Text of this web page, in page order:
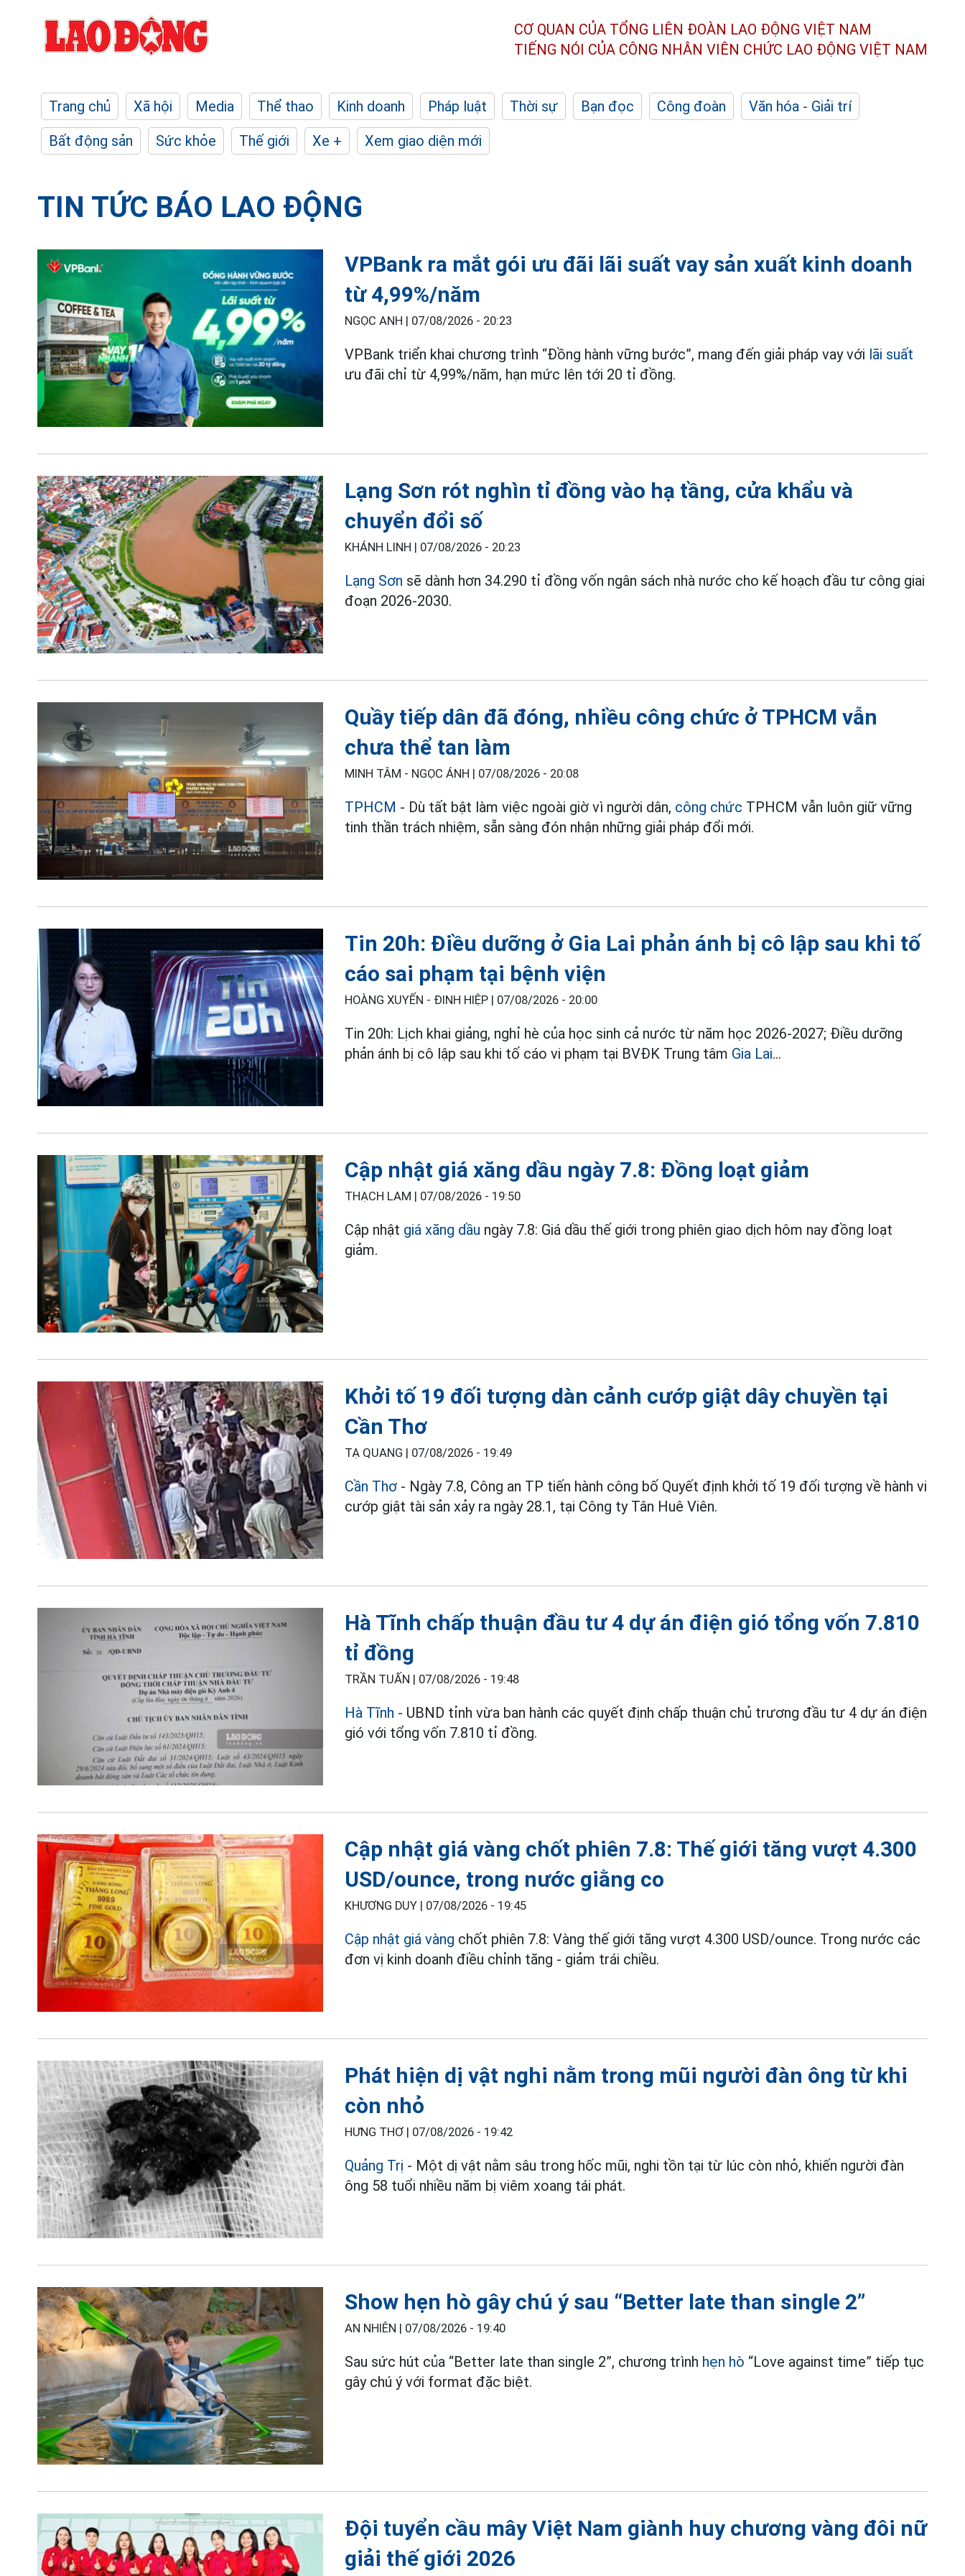
CƠ QUAN CỦA TỔNG LIÊN ĐOÀN LAO ĐỘNG VIỆT NAM
TIẾNG NÓI CỦA CÔNG NHÂN VIÊN CHỨC LAO ĐỘNG VIỆT NAM
Trang chủ Xã hội Media Thể thao Kinh doanh Pháp luật Thời sự Bạn đọc Công đoàn
Văn hóa - Giải trí
Bất động sản
Sức khỏe Thế giới Xe + Xem giao diện mới
TIN TỨC BÁO LAO ĐỘNG
VPBank ra mắt gói ưu đãi lãi suất vay sản xuất kinh doanh
từ 4,99%/năm
NGỌC ANH | 07/08/2026 - 20:23
VPBank triển khai chương trình “Đồng hành vững bước”, mang đến giải pháp vay với lãi suất
ưu đãi chỉ từ 4,99%/năm, hạn mức lên tới 20 tỉ đồng.
Lạng Sơn rót nghìn tỉ đồng vào hạ tầng, cửa khẩu và
chuyển đổi số
KHÁNH LINH | 07/08/2026 - 20:23
Lạng Sơn sẽ dành hơn 34.290 tỉ đồng vốn ngân sách nhà nước cho kế hoạch đầu tư công giai
đoạn 2026-2030.
Quầy tiếp dân đã đóng, nhiều công chức ở TPHCM vẫn
chưa thể tan làm
MINH TÂM - NGỌC ÁNH | 07/08/2026 - 20:08
TPHCM - Dù tất bật làm việc ngoài giờ vì người dân, công chức TPHCM vẫn luôn giữ vững
tinh thần trách nhiệm, sẵn sàng đón nhận những giải pháp đổi mới.
Tin 20h: Điều dưỡng ở Gia Lai phản ánh bị cô lập sau khi tố
cáo sai phạm tại bệnh viện
HOÀNG XUYẾN - ĐINH HIỆP | 07/08/2026 - 20:00
Tin 20h: Lịch khai giảng, nghỉ hè của học sinh cả nước từ năm học 2026-2027; Điều dưỡng
phản ánh bị cô lập sau khi tố cáo vi phạm tại BVĐK Trung tâm Gia Lai...
Cập nhật giá xăng dầu ngày 7.8: Đồng loạt giảm
THẠCH LAM | 07/08/2026 - 19:50
Cập nhật giá xăng dầu ngày 7.8: Giá dầu thế giới trong phiên giao dịch hôm nay đồng loạt
giảm.
Khởi tố 19 đối tượng dàn cảnh cướp giật dây chuyền tại
Cần Thơ
TẠ QUANG | 07/08/2026 - 19:49
Cần Thơ - Ngày 7.8, Công an TP tiến hành công bố Quyết định khởi tố 19 đối tượng về hành vi
cướp giật tài sản xảy ra ngày 28.1, tại Công ty Tân Huê Viên.
Hà Tĩnh chấp thuận đầu tư 4 dự án điện gió tổng vốn 7.810
tỉ đồng
TRẦN TUẤN | 07/08/2026 - 19:48
Hà Tĩnh - UBND tỉnh vừa ban hành các quyết định chấp thuận chủ trương đầu tư 4 dự án điện
gió với tổng vốn 7.810 tỉ đồng.
Cập nhật giá vàng chốt phiên 7.8: Thế giới tăng vượt 4.300
USD/ounce, trong nước giằng co
KHƯƠNG DUY | 07/08/2026 - 19:45
Cập nhật giá vàng chốt phiên 7.8: Vàng thế giới tăng vượt 4.300 USD/ounce. Trong nước các
đơn vị kinh doanh điều chỉnh tăng - giảm trái chiều.
Phát hiện dị vật nghi nằm trong mũi người đàn ông từ khi
còn nhỏ
HƯNG THƠ | 07/08/2026 - 19:42
Quảng Trị - Một dị vật nằm sâu trong hốc mũi, nghi tồn tại từ lúc còn nhỏ, khiến người đàn
ông 58 tuổi nhiều năm bị viêm xoang tái phát.
Show hẹn hò gây chú ý sau “Better late than single 2”
AN NHIÊN | 07/08/2026 - 19:40
Sau sức hút của “Better late than single 2”, chương trình hẹn hò “Love against time” tiếp tục
gây chú ý với format đặc biệt.
Đội tuyển cầu mây Việt Nam giành huy chương vàng đôi nữ
giải thế giới 2026